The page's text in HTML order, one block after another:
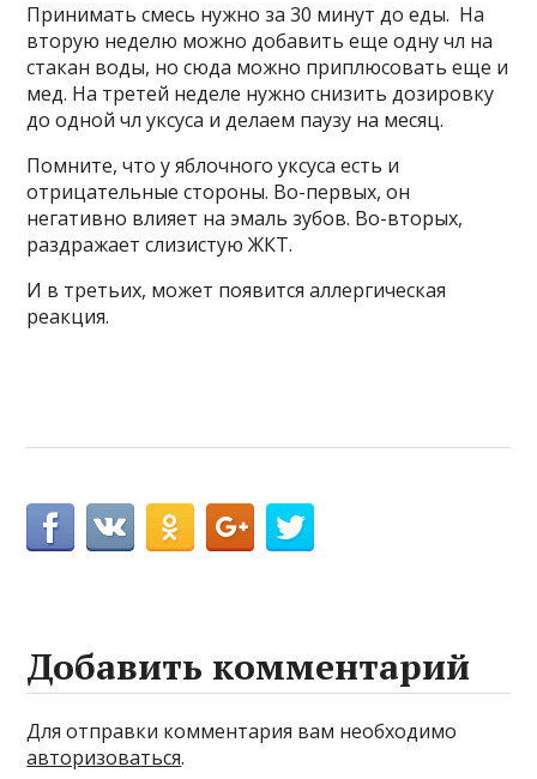
Принимать смесь нужно за 30 минут до еды. На
вторую неделю можно добавить еще одну чл на
стакан воды, но сюда можно приплюсовать еще и
мед. На третей неделе нужно снизить дозировку
до одной чл уксуса и делаем паузу на месяц.
Помните, что у яблочного уксуса есть и
отрицательные стороны. Во-первых, он
негативно влияет на эмаль зубов. Во-вторых,
раздражает слизистую ЖКТ.
И в третьих, может появится аллергическая
реакция.
Добавить комментарий
Для отправки комментария вам необходимо
авторизоваться.